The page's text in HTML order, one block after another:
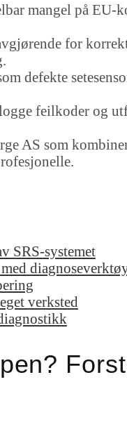
mangel på EU-
for
defekte
feilkoder og
AS som
SRS-systemet
verksted